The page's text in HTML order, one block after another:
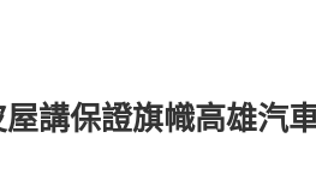
講保證旗幟高雄汽